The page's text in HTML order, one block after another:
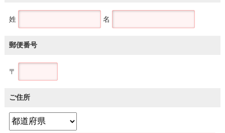
姓 名
郵便番号
〒
ご住所